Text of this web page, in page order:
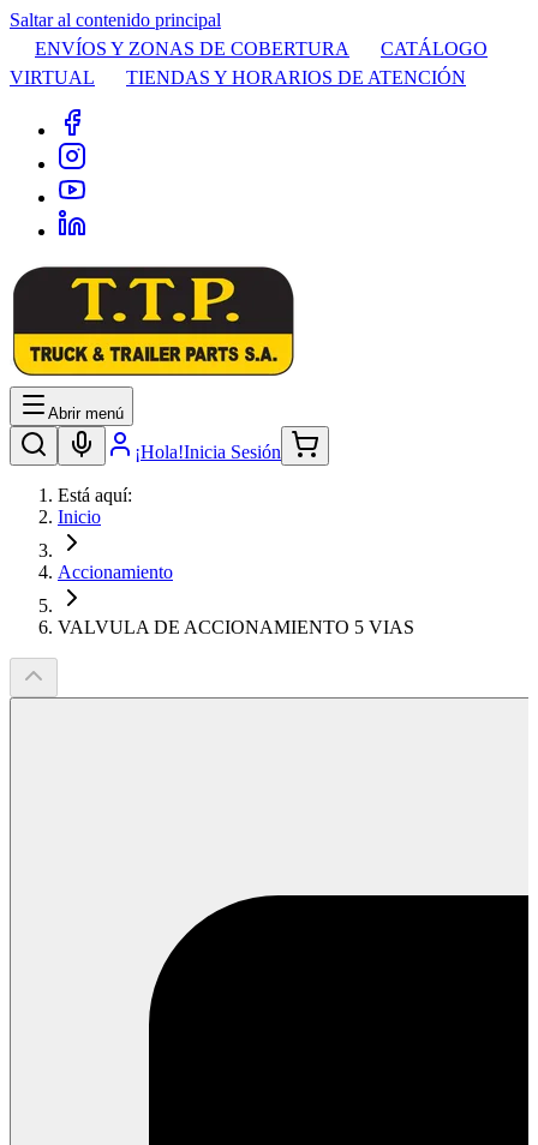
Saltar al contenido principal
ENVÍOS Y ZONAS DE COBERTURA
CATÁLOGO
VIRTUAL
TIENDAS Y HORARIOS DE ATENCIÓN
Abrir menú
¡Hola!Inicia Sesión
Está aquí:
Inicio
Accionamiento
VALVULA DE ACCIONAMIENTO 5 VIAS